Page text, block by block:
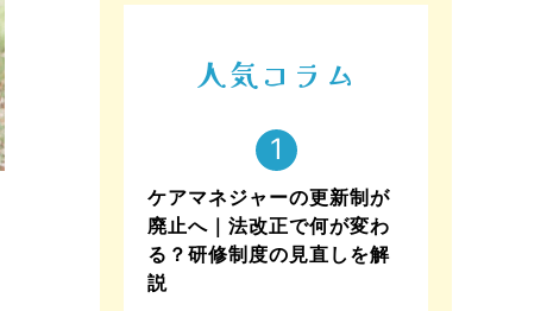
人気コラム
ケアマネジャーの更新制が
廃止へ｜法改正で何が変わ
る？研修制度の見直しを解
説